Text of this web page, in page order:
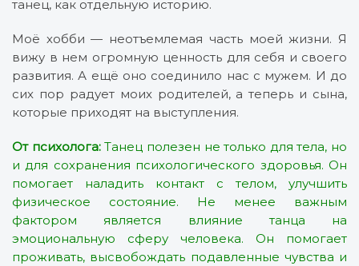
танец, как отдельную историю.
Моё хобби — неотъемлемая часть моей жизни. Я
вижу в нем огромную ценность для себя и своего
развития. А ещё оно соединило нас с мужем. И до
сих пор радует моих родителей, а теперь и сына,
которые приходят на выступления.
От психолога:Танец полезен не только для тела, но
и для сохранения психологического здоровья. Он
помогает наладить контакт с телом, улучшить
физическое состояние. Не менее важным
фактором является влияние танца на
эмоциональную сферу человека. Он помогает
проживать, высвобождать подавленные чувства и